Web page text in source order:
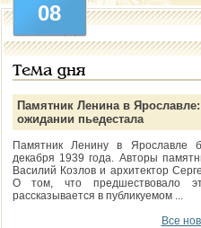
08
Тема дня
Памятник Ленина в
ожидании пьедестала
Памятник Ленину в Ярославле
декабря 1939 года. Авторы
Василий Козлов и архитектор
О том, что предшествовало
рассказывается в публикуемом ...
Все